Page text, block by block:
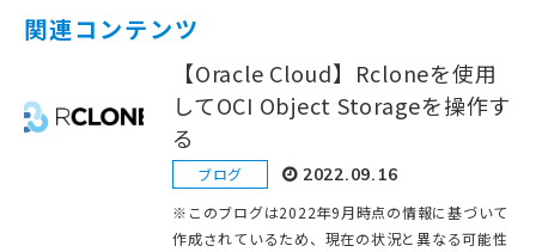
関連コンテンツ
【Oracle Cloud】Rcloneを使用
してOCI Object Storageを操作す
る
ブログ 2022.09.16
※このブログは2022年9月時点の情報に基づいて
作成されているため、現在の状況と異なる可能性